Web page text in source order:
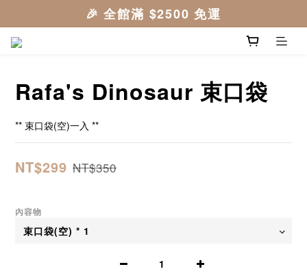
Rafa's Dinosaur 束口袋
** 束口袋(空)一入 **
NT$299 NT$350
內容物